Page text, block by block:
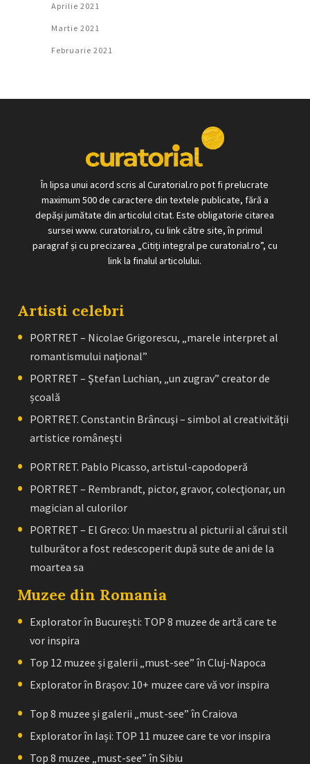
Aprilie 2021
Martie 2021
Februarie 2021
În lipsa unui acord scris al Curatorial.ro pot fi prelucrate
maximum 500 de caractere din textele publicate, fără a
depăși jumătate din articolul citat. Este obligatorie citarea
sursei www. curatorial.ro, cu link către site, în primul
paragraf și cu precizarea „Citiți integral pe curatorial.ro”, cu
link la finalul articolului.
Artisti celebri
PORTRET – Nicolae Grigorescu, „marele interpret al
romantismului naţional”
PORTRET – Ştefan Luchian, „un zugrav” creator de
școală
PORTRET. Constantin Brâncuşi – simbol al creativităţii
artistice româneşti
PORTRET. Pablo Picasso, artistul-capodoperă
PORTRET – Rembrandt, pictor, gravor, colecţionar, un
magician al culorilor
PORTRET – El Greco: Un maestru al picturii al cărui stil
tulburător a fost redescoperit după sute de ani de la
moartea sa
Muzee din Romania
Explorator în București: TOP 8 muzee de artă care te
vor inspira
Top 12 muzee și galerii „must-see” în Cluj-Napoca
Explorator în Brașov: 10+ muzee care vă vor inspira
Top 8 muzee și galerii „must-see” în Craiova
Explorator în Iași: TOP 11 muzee care te vor inspira
Top 8 muzee „must-see” în Sibiu